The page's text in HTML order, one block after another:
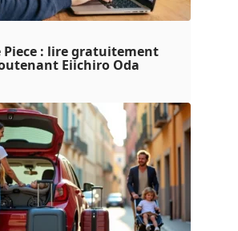
Piece : lire gratuitement
Eiichiro Oda